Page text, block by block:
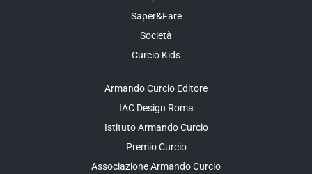
Saper&Fare
Società
Curcio Kids
Armando Curcio Editore
IAC Design Roma
Istituto Armando Curcio
Premio Curcio
Associazione Armando Curcio